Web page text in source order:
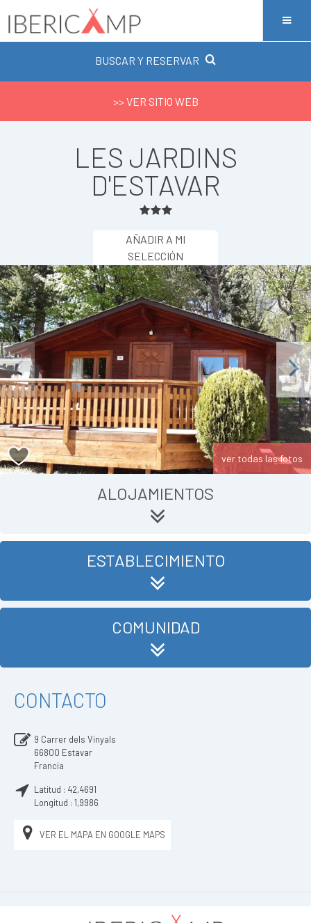
BUSCAR Y RESERVAR
>> VER SITIO WEB
LES JARDINS
D'ESTAVAR
AÑADIR A MI
SELECCIÓN
Next
ver todas las fotos
ALOJAMIENTOS
ESTABLECIMIENTO
COMUNIDAD
CONTACTO
9 Carrer dels Vinyals
66800 Estavar
Francia
Latitud : 42,4691
Longitud : 1,9986
VER EL MAPA EN GOOGLE MAPS